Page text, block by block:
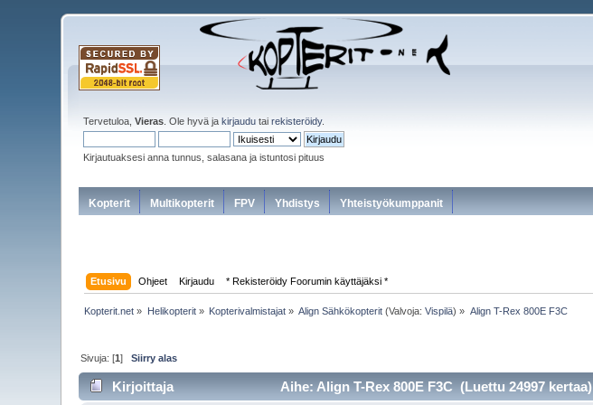
Tervetuloa,Vieras . Ole hyvä jakirjaudu tairekisteröidy.
Kirjautuaksesi anna tunnus, salasana ja istuntosi pituus
Kopterit Multikopterit FPV Yhdistys Yhteistyökumppanit
Etusivu Ohjeet Kirjaudu * Rekisteröidy Foorumin käyttäjäksi *
Kopterit.net » Helikopterit» Kopterivalmistajat » Align Sähkökopterit (Valvoja:Vispilä) » Align T-Rex 800E F3C
Sivuja: [1]Siirry alas
Kirjoittaja Aihe: Align T-Rex 800E F3C (Luettu 24997 kertaa)